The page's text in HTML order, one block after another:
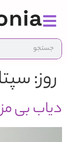
روز:
دیاب بی